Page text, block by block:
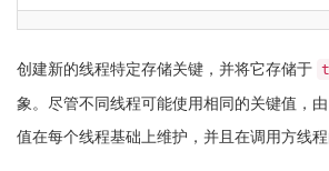
创建新的线程特定存储关键，并将它存储于
象。尽管不同线程可能使用相同的关键值，由
值在每个线程基础上维护，并且在调用方线程